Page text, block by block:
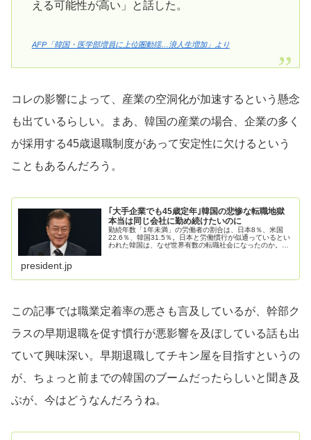
える可能性が高い」と話した。
AFP「韓国・医学部増員に上位圏動揺…浪人生増加」より
コレの影響によって、産業の空洞化が加速するという懸念
も出ているらしい。まあ、韓国の産業の場合、企業の多く
が採用する45歳退職制度があって安定性に欠けるという
こともあるんだろう。
｢大手企業でも45歳定年｣韓国の悲惨な転職地獄
本当は同じ会社に勤め続けたいのに
勤続年数「1年未満」の労働者の割合は、日本8％、米国
22.6％、韓国31.5％。日本と労働慣行が似通っているとい
われた韓国は、なぜ世界有数の転職社会になったのか。人
president.jp
この記事では職業定着率の悪さも言及しているが、幹部ク
ラスの早期退職を促す慣行が悪影響を及ぼしている話も出
ていて興味深い。早期退職してチキン屋を目指すというの
が、ちょっと前までの韓国のブームだったらしいと聞き及
ぶが、今はどうなんだろうね。